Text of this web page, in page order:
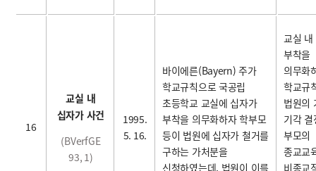
16
교실 내
십자가 사건
(BVerfGE
93, 1)
1995.
5. 16.
바이에른(Bayern) 주가
학교규칙으로 국공립
초등학교 교실에 십자가
부착을 의무화하자 학부모
등이 법원에 십자가 철거를
구하는 가처분을
신청하였는데, 법원이 이를
교실
부착을
의무화
학교규
법원의
기각 결
부모의
종교교
비종교